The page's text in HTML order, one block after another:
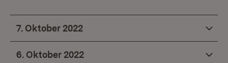
7. Oktober 2022
6. Oktober 2022